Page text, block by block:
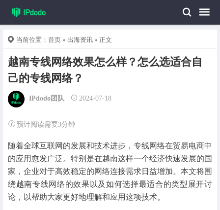
当前位置： 首页 » 出海资讯 » 正文
越南专线网络效果怎么样？怎么选适合自
己的专线网络？
IPdodo团队 2024-07-18
预计阅读需要3分钟
随着全球互联网的发展和技术进步，专线网络在贸易电商中
的应用愈发广泛。特别是在越南这样一个经济快速发展的国
家，企业对于高效稳定的网络连接需求日益增加。本文将围
绕越南专线网络的效果以及如何选择最适合的类型展开讨
论，以帮助大家更好地理解和应用这项技术。